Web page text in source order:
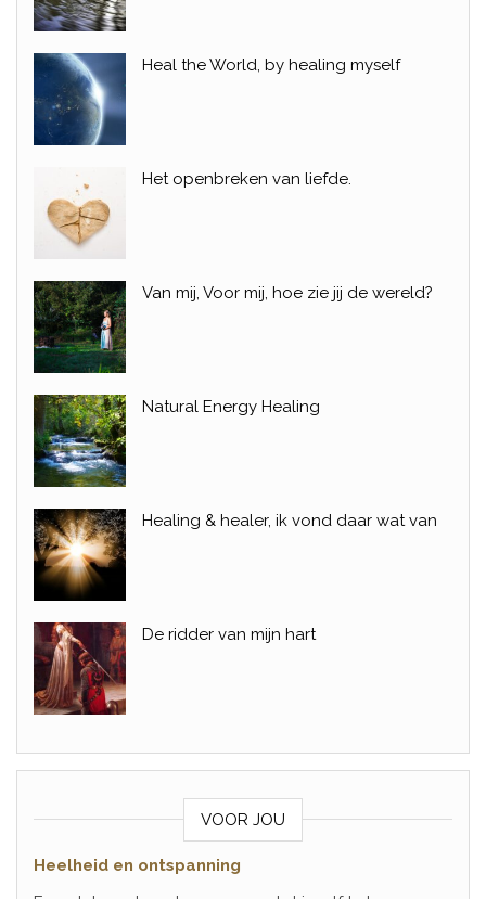
Heal the World, by healing myself
Het openbreken van liefde.
Van mij, Voor mij, hoe zie jij de wereld?
Natural Energy Healing
Healing & healer, ik vond daar wat van
De ridder van mijn hart
VOOR JOU
Heelheid en ontspanning